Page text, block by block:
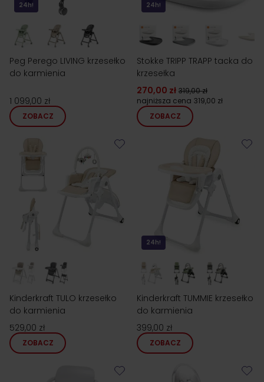
24h!
Peg Perego LIVING krzesełko
do karmienia
1 099,00 zł
ZOBACZ
24h!
Stokke TRIPP TRAPP tacka do
krzesełka
270,00 zł 319,00 zł
najniższa cena 319,00 zł
ZOBACZ
Kinderkraft TULO krzesełko
do karmienia
529,00 zł
ZOBACZ
24h!
Kinderkraft TUMMIE krzesełko
do karmienia
399,00 zł
ZOBACZ